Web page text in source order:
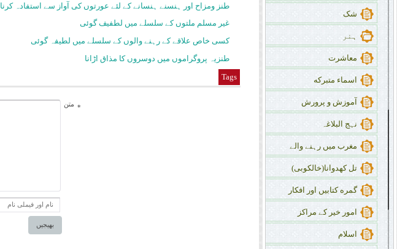
شک
ہنر
معاشرت
اسماء متبرکه
آموزش و پرورش
نہج البلاغہ
مغرب میں رہنے والے
تل کهدوانا(خالکوبی)
گمره کتابیں اور افکار
امور خیر کے مراکز
اسلام
طنز ومزاح اور ہنسنے ہنسانے کے لئے عورتوں کی آواز سے استفادہ کرنا
غیر مسلم ملتوں کے سلسلے میں لطفیف گوئی
کسی خاص علاقے کے رہنے والوں کے سلسلے میں لطیفہ گوئی
طنزیہ پروگراموں میں دوسروں کا مذاق اڑانا
Tags
* متن
بھیجیں